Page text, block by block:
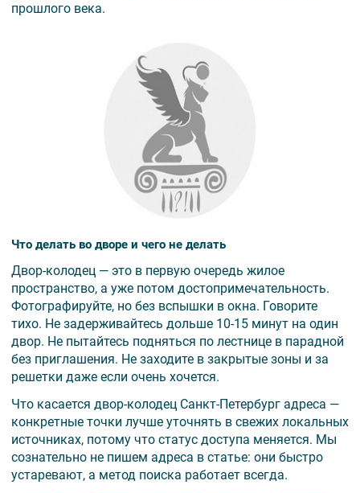
прошлого века.
Что делать во дворе и чего не делать
Двор-колодец — это в первую очередь жилое
пространство, а уже потом достопримечательность.
Фотографируйте, но без вспышки в окна. Говорите
тихо. Не задерживайтесь дольше 10-15 минут на один
двор. Не пытайтесь подняться по лестнице в парадной
без приглашения. Не заходите в закрытые зоны и за
решетки даже если очень хочется.
Что касается двор-колодец Санкт-Петербург адреса —
конкретные точки лучше уточнять в свежих локальных
источниках, потому что статус доступа меняется. Мы
сознательно не пишем адреса в статье: они быстро
устаревают, а метод поиска работает всегда.